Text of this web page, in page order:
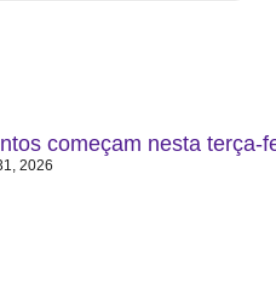
começam nesta terça-
2026